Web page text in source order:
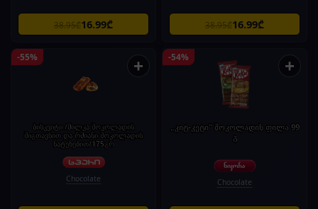
38.95₾16.99₾ 38.95₾16.99₾
-55% +
ბისკვიტი /მილკა შოკოლადის
შიგთავსით და რძიანი შოკოლადის
ნატეხებით/175გრ
Chocolate
-54% +
„კიტ-კეტი“ შოკოლადის ფილა 99
გ
Chocolate